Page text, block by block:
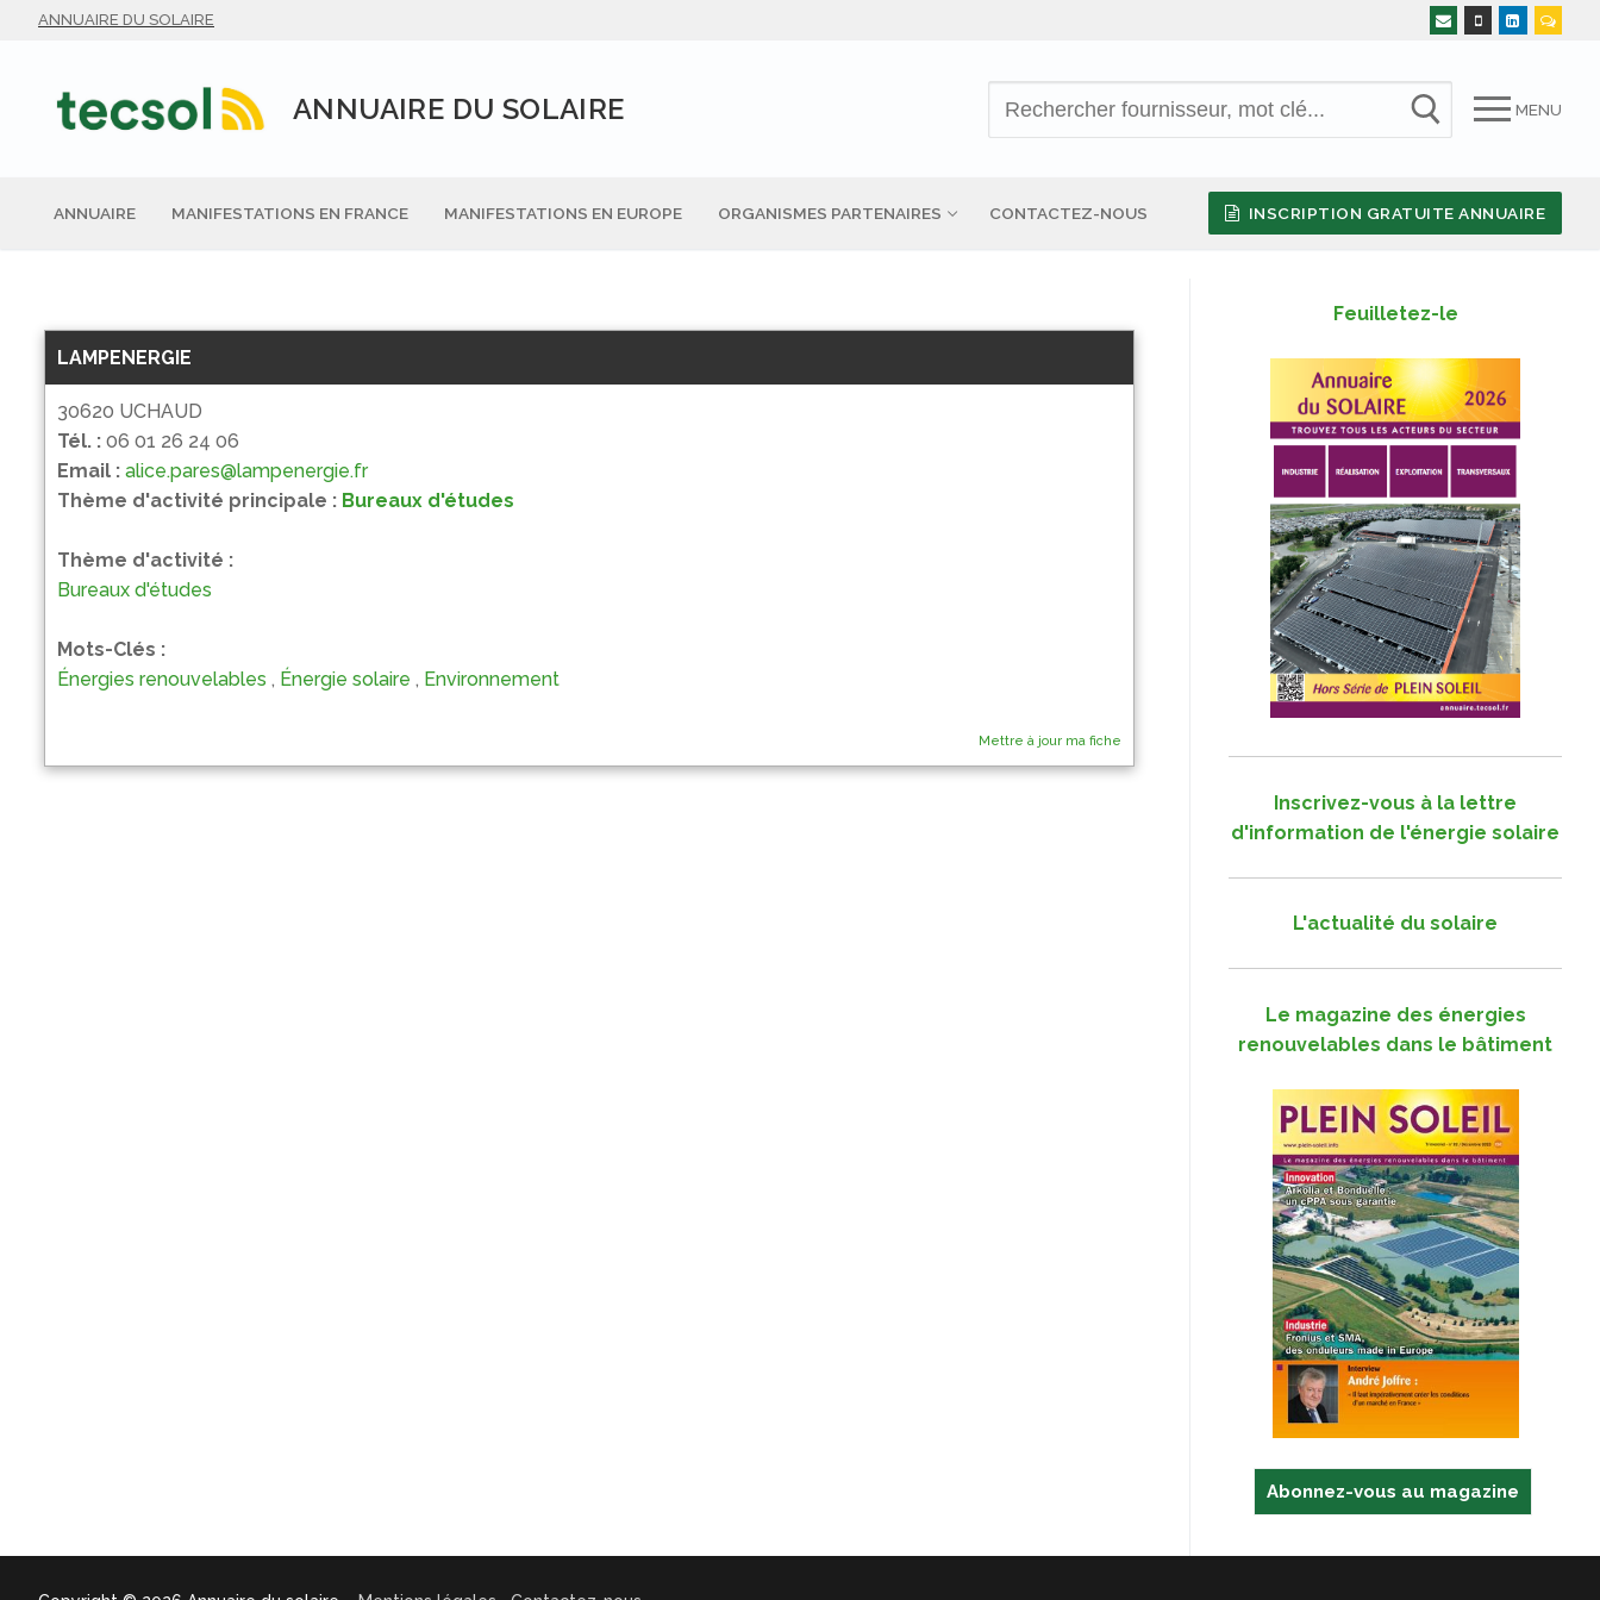
ANNUAIRE DU SOLAIRE
ANNUAIRE DU SOLAIRE MENU
ANNUAIRE MANIFESTATIONS EN FRANCE MANIFESTATIONS EN EUROPE ORGANISMES PARTENAIRES CONTACTEZ-NOUS INSCRIPTION GRATUITE ANNUAIRE
LAMPENERGIE
30620 UCHAUD
Tél. : 06 01 26 24 06
Email : alice.pares@lampenergie.fr
Thème d'activité principale : Bureaux d'études
Thème d'activité :
Bureaux d'études
Mots-Clés :
Énergies renouvelables , Énergie solaire , Environnement
Mettre à jour ma fiche
Feuilletez-le
Inscrivez-vous à la lettre
d'information de l'énergie solaire
L'actualité du solaire
Le magazine des énergies
renouvelables dans le bâtiment
Abonnez-vous au magazine